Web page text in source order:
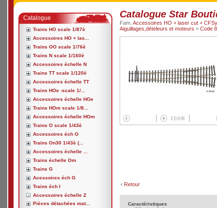
Catalogue
Trains HO scale 1/87è
Accessoires HO + las...
Trains OO scale 1/76è
Trains N scale 1/160è
Accessoires échelle N
Trains TT scale 1/120è
Accessoires échelle TT
Trains HOe -scale 1/...
Accessoires échelle HOe
Trains HOm scale 1/8...
Accessoires échelle HOm
Trains O scale 1/43è
Accessoires éch O
Trains On30 1/43è (...
Accessoires échelle ...
Trains échelle Om
Trains G
Acessoires éch G
Trains éch I
Accessoires échelle Z
Pièces détachées mat...
Catalogue Star
Fam. Accessoires HO + laser cut +
Aiguillages,dételeurs et moteurs > Code
‹ Retour
Caractéristiques